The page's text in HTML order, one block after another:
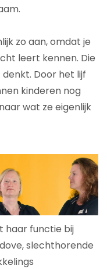
zo aan, omdat je
leert kennen. Die
Door het lijf
kinderen nog
wat ze eigenlijk
haar functie bij
slechthorende